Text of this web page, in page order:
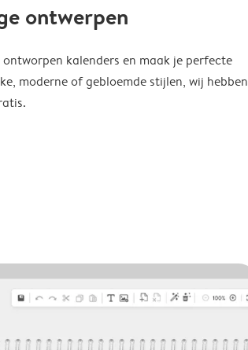
ontwerpen
kalenders en maak je perfecte
moderne of gebloemde stijlen, wij hebben